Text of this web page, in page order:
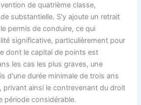
de quatrième classe,
substantielle. S'y ajoute un retrait
permis de conduire, ce qui
significative, particulièrement pour
dont le capital de points est
les cas les plus graves, une
d'une durée minimale de trois ans
privant ainsi le contrevenant du droit
période considérable.